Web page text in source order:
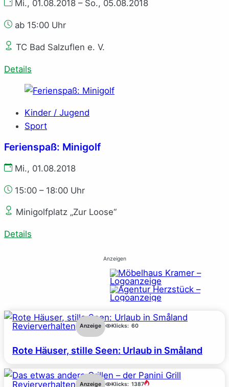
Mi., 01.08.2018 – So., 05.08.2018
ab 15:00 Uhr
TC Bad Salzuflen e. V.
Details
Kinder / Jugend
Sport
Ferienspaß: Minigolf
Mi., 01.08.2018
15:00 – 18:00 Uhr
Minigolfplatz „Zur Loose“
Details
Anzeigen
Revierverhalten Anzeige Klicks: 60
Rote Häuser, stille Seen: Urlaub in Småland
Revierverhalten Anzeige Klicks: 1387